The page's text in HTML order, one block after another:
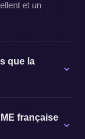
et un
que la
française